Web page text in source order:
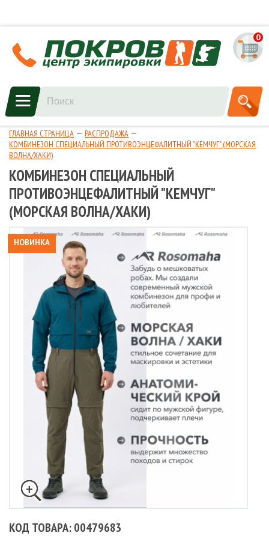
0
ГЛАВНАЯ СТРАНИЦА
РАСПРОДАЖА
КОМБИНЕЗОН СПЕЦИАЛЬНЫЙ ПРОТИВОЭНЦЕФАЛИТНЫЙ "КЕМЧУГ" (МОРСКАЯ
ВОЛНА/ХАКИ)
КОМБИНЕЗОН СПЕЦИАЛЬНЫЙ
ПРОТИВОЭНЦЕФАЛИТНЫЙ "КЕМЧУГ"
(МОРСКАЯ ВОЛНА/ХАКИ)
НОВИНКА
КОД ТОВАРА: 00479683